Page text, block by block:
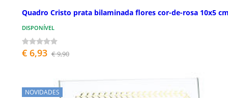
Quadro Cristo prata bilaminada flores cor-de-rosa 10x5
DISPONÍVEL
€ 6,93 € 9,90
NOVIDADES